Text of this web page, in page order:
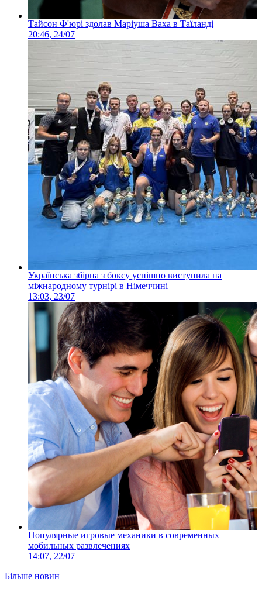
Тайсон Ф'юрі здолав Маріуша Ваха в Таїланді
20:46, 24/07
Українська збірна з боксу успішно виступила на
міжнародному турнірі в Німеччині
13:03, 23/07
Популярные игровые механики в современных
мобильных развлечениях
14:07, 22/07
Більше новин